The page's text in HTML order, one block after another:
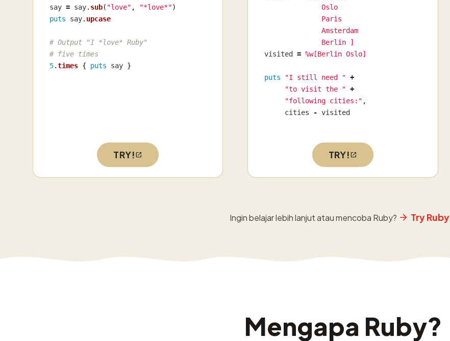
say = say. sub( "love" , "*love*")
puts
say. upcase
# Output "I *love* Ruby"
# five times
5.times { puts say }
TRY!
              Oslo
              Paris
              Amsterdam
              Berlin ]
visited
= %w[Berlin Oslo]
puts "I still need " +
"to visit the " +
"following cities:" ,
cities
- visited
TRY!
Ingin belajar lebih lanjut atau mencoba Ruby? Try Ruby
Mengapa Ruby?